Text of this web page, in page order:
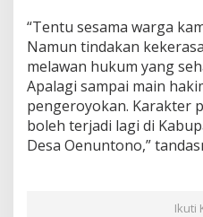
“Tentu sesama warga
Namun tindakan
melawan hukum yang
Apalagi sampai main
pengeroyokan. Karakter
boleh terjadi lagi di
Desa Oenuntono,”
Ikuti